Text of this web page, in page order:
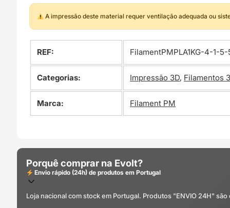
A impressão deste material requer ventilação adequada ou
REF: FilamentPMPLA1KG-4-1-
Categorias: Impressão 3D, Filamentos
Marca: Filament PM
Porquê comprar na Evolt?
Envio rápido (24h) de produtos em Portugal
Loja nacional com stock em Portugal. Produtos "ENVIO 24H"